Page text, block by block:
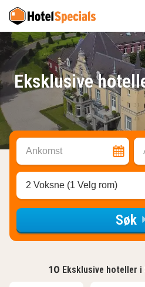
Eksklusive
Ankomst
2 Voksne (1 Velg rom)
Søk
10 Eksklusive hoteller